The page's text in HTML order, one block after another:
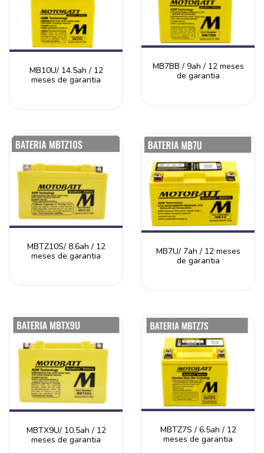
MB10U/ 14.5ah / 12
meses de garantia
MB7BB / 9ah / 12 meses
de garantia
MBTZ10S/ 8.6ah / 12
meses de garantia
MB7U/ 7ah / 12 meses
de garantia
MBTX9U/ 10.5ah / 12
meses de garantia
MBTZ7S / 6.5ah / 12
meses de garantia